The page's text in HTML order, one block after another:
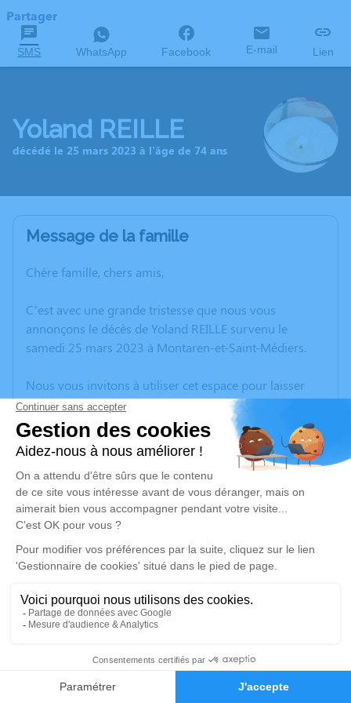
Faire-part Hommages
Partager
SMS WhatsApp Facebook E-mail Lien
Yoland REILLE
décédé le 25 mars 2023 à l'âge de 74 ans
Message de la famille
Chère famille, chers amis,
C’est avec une grande tristesse que nous vous
annonçons le décès de Yoland REILLE survenu le
samedi 25 mars 2023 à Montaren-et-Saint-Médiers.
Nous vous invitons à utiliser cet espace pour laisser
vos condoléances, partager des photos souvenirs, une
anecdote ou exprimer vos pensées à travers des
poèmes ou des textes. Cet endroit est un lieu
d'expression dédié à honorer la mémoire de Yoland
REILLE.
Un service de plantation d’arbre hommage est
disponible ici
Crémation
Crématorium de Nimes - Gard de Nîmes
490 Rue Max Chabaud